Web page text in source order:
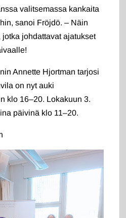
valitsemassa kankaita
sanoi Fröjdö. – Näin
johdattavat ajatukset
Annette Hjortman tarjosi
on nyt auki
klo 16–20. Lokakuun 3.
päivinä klo 11–20.